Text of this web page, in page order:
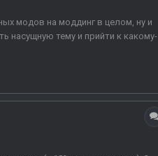
модов на моддинг в целом, ну и
насущную тему и прийти к какому-